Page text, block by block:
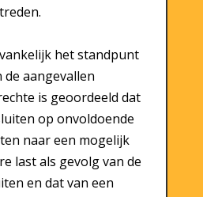
het standpunt
aangevallen
is geoordeeld dat
op onvoldoende
naar een mogelijk
last als gevolg van de
en dat van een